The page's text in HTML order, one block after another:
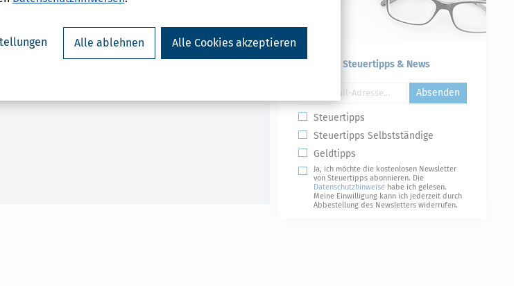
Alle ablehnen Alle Cookies akzeptieren
Druckversion Kostenlose Steuertipps & News
Absenden
Steuertipps
Steuertipps Selbstständige
Geldtipps
Ja, ich möchte die kostenlosen Newsletter
von Steuertipps abonnieren. Die
Datenschutzhinweise habe ich gelesen.
Meine Einwilligung kann ich jederzeit durch
Abbestellung des Newsletters widerrufen.